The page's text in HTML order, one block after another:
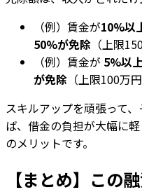
（例）賃金が10%以
50%が免除 （上限
（例）賃金が 5%以
が免除 （上限100万円
スキルアップを頑張って
ば、借金の負担が大幅に
のメリットです。
【まとめ】この